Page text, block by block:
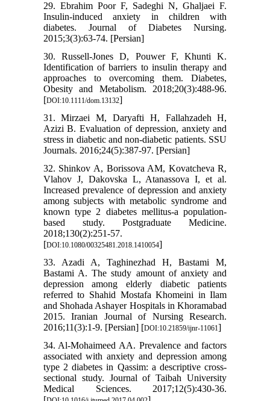
29. Ebrahim Poor F, Sadeghi N, Ghaljaei F.
Insulin-induced anxiety in children with
diabetes. Journal of Diabetes Nursing.
2015;3(3):63-74. [Persian]
30. Russell‐Jones D, Pouwer F, Khunti K.
Identification of barriers to insulin therapy and
approaches to overcoming them. Diabetes,
Obesity and Metabolism. 2018;20(3):488-96.
[DOI:10.1111/dom.13132]
31. Mirzaei M, Daryafti H, Fallahzadeh H,
Azizi B. Evaluation of depression, anxiety and
stress in diabetic and non-diabetic patients. SSU
Journals. 2016;24(5):387-97. [Persian]
32. Shinkov A, Borissova AM, Kovatcheva R,
Vlahov J, Dakovska L, Atanassova I, et al.
Increased prevalence of depression and anxiety
among subjects with metabolic syndrome and
known type 2 diabetes mellitus-a population-
based study. Postgraduate Medicine.
2018;130(2):251-57.
[DOI:10.1080/00325481.2018.1410054]
33. Azadi A, Taghinezhad H, Bastami M,
Bastami A. The study amount of anxiety and
depression among elderly diabetic patients
referred to Shahid Mostafa Khomeini in Ilam
and Shohada Ashayer Hospitals in Khoramabad
2015. Iranian Journal of Nursing Research.
2016;11(3):1-9. [Persian] [DOI:10.21859/ijnr-11061]
34. Al-Mohaimeed AA. Prevalence and factors
associated with anxiety and depression among
type 2 diabetes in Qassim: a descriptive cross-
sectional study. Journal of Taibah University
Medical Sciences. 2017;12(5):430-36.